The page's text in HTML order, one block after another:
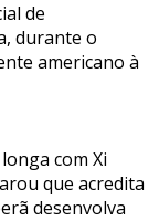
de
durante o
americano à
com Xi
que acredita
desenvolva